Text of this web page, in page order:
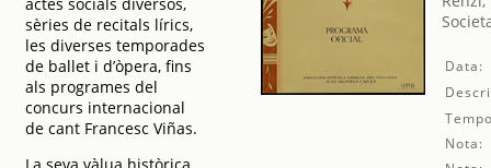
sèries de recitals lírics,
les diverses temporades
de ballet i d’òpera, fins
als programes del
concurs internacional
de cant Francesc Viñas.
Data:
Nota: